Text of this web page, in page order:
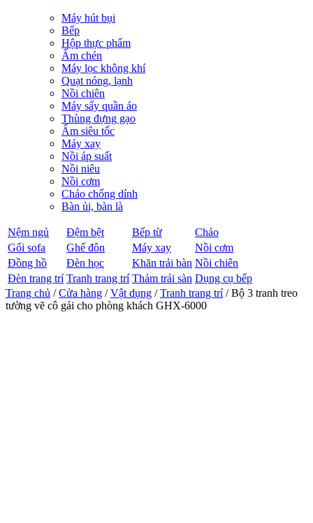
Máy hút bụi
Bếp
Hộp thực phẩm
Ấm chén
Máy lọc không khí
Quạt nóng, lạnh
Nồi chiên
Máy sấy quần áo
Thùng đựng gạo
Ấm siêu tốc
Máy xay
Nồi áp suất
Nồi niêu
Nồi cơm
Chảo chống dính
Bàn ủi, bàn là
Nệm ngủ Đệm bệt Bếp từ
Chảo
Gối sofa
Ghế đôn Máy xay
Nồi cơm
Đồng hồ
Đèn học Khăn trải bàn Nồi chiên
Đèn trang trí Tranh trang trí Thảm trải sàn Dụng cụ bếp
Trang chủ /Cửa hàng /Vật dụng /Tranh trang trí/ Bộ 3 tranh treo
tường vẽ cô gái cho phòng khách GHX-6000